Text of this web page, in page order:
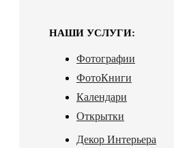
НАШИ УСЛУГИ:
Фотографии
ФотоКниги
Календари
Открытки
Декор Интерьера